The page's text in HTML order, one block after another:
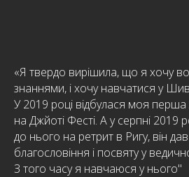
«Я твердо вирішила, що я хочу
знаннями, і хочу навчатися у
У 2019 році відбулася моя перша
на Джйоті Фесті. А у серпні 2019
до нього на ретрит в Ригу, він
благословіння і посвяту у
З того часу я навчаюся у нього"